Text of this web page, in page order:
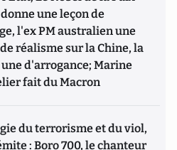
une leçon de
l'ex PM australien une
réalisme sur la Chine, la
une d'arrogance; Marine
fait du Macron
du terrorisme et du viol,
: Boro 700, le chanteur